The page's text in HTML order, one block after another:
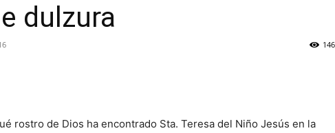
dulzura
rostro de Dios ha encontrado Sta. Teresa del Niño Jesús en la